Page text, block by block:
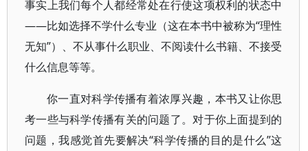
事实上我们每个人都经常处在行使这项权利的状态中
——比如选择不学什么专业（这在本书中被称为“理性
无知”）、不从事什么职业、不阅读什么书籍、不接受
什么信息等等。
你一直对科学传播有着浓厚兴趣，本书又让你思
考一些与科学传播有关的问题了。对于你上面提到的
问题，我感觉首先要解决“科学传播的目的是什么”这